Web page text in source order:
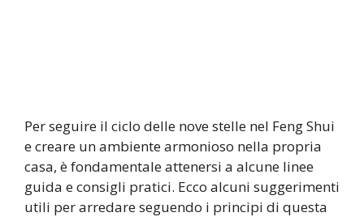
Per seguire il ciclo delle nove stelle nel Feng Shui
e creare un ambiente armonioso nella propria
casa, è fondamentale attenersi a alcune linee
guida e consigli pratici. Ecco alcuni suggerimenti
utili per arredare seguendo i principi di questa